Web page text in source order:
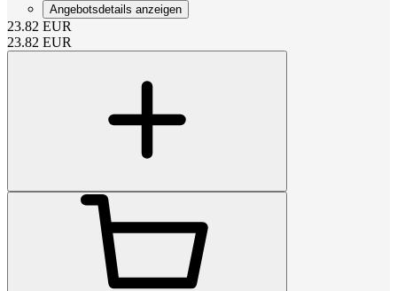
Angebotsdetails anzeigen
23.82 EUR
23.82 EUR